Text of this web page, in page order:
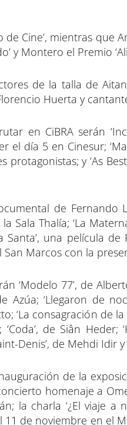
Cine’, mientras que
y Montero el Premio
de la talla de
Huerta y
en CiBRA serán
el día 5 en Cinesur;
y ‘As
de
Sala Thalía; ‘La
Santa’, una película
Marcos con la
‘Modelo 77’, de
Azúa; ‘Llegaron de
‘La consagración de
de Siân Heder;
Denis’, de Mehdi Idir
de la
homenaje a
la charla ‘¿El viaje a
11 de noviembre en el